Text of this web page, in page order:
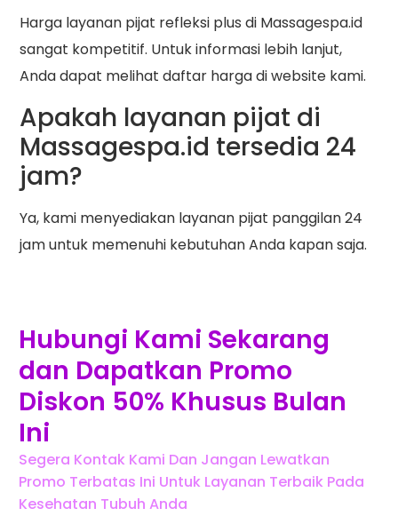
Harga layanan pijat refleksi plus di Massagespa.id
sangat kompetitif. Untuk informasi lebih lanjut,
Anda dapat melihat daftar harga di website kami.
Apakah layanan pijat di
Massagespa.id tersedia 24
jam?
Ya, kami menyediakan layanan pijat panggilan 24
jam untuk memenuhi kebutuhan Anda kapan saja.
Hubungi Kami Sekarang
dan Dapatkan Promo
Diskon 50% Khusus Bulan
Ini
Segera Kontak Kami Dan Jangan Lewatkan
Promo Terbatas Ini Untuk Layanan Terbaik Pada
Kesehatan Tubuh Anda